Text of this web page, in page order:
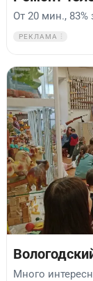
От 20 мин., 83%
РЕКЛАМА
Много